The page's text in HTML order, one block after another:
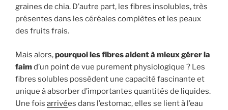
graines de chia. D’autre part, les fibres insolubles, très
présentes dans les céréales complètes et les peaux
des fruits frais.
Mais alors,pourquoi les fibres aident à mieux gérer la
faimd’un point de vue purement physiologique ? Les
fibres solubles possèdent une capacité fascinante et
unique à absorber d’importantes quantités de liquides.
Une fois arrivées dans l’estomac, elles se lient à l’eau